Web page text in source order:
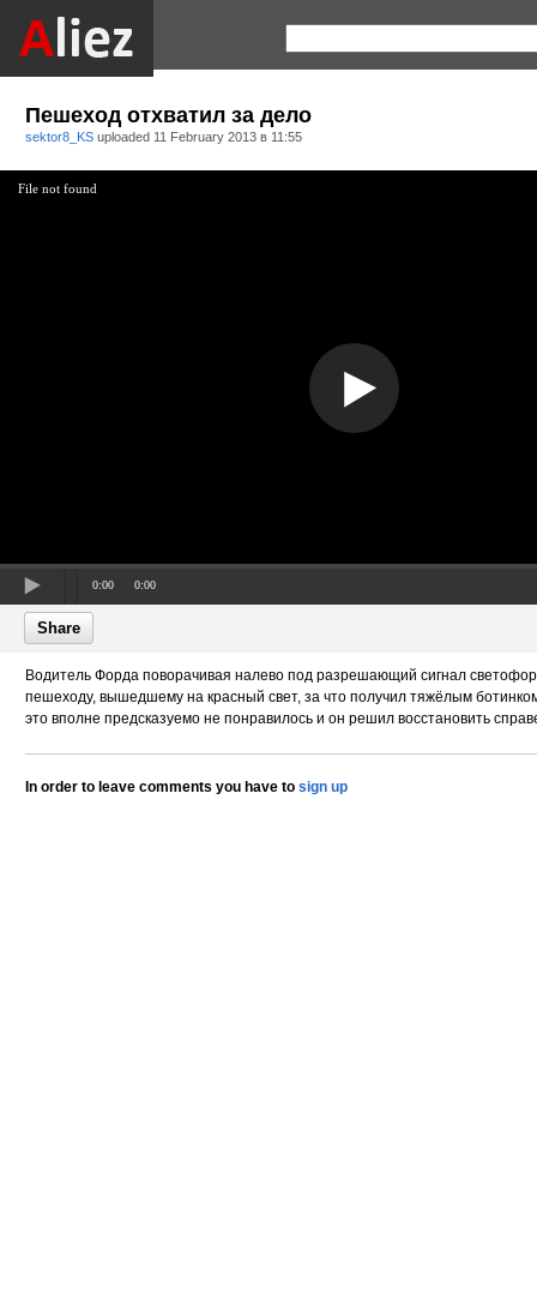
Пешеход отхватил за дело
sektor8_KS uploaded 11 February 2013 в 11:55
File not found
0:00 0:00
Share
Водитель Форда поворачивая налево под разрешающий сигнал
пешеходу, вышедшему на красный свет, за что получил тяжёлым
это вполне предсказуемо не понравилось и он решил восстановить
In order to leave comments you have to sign up